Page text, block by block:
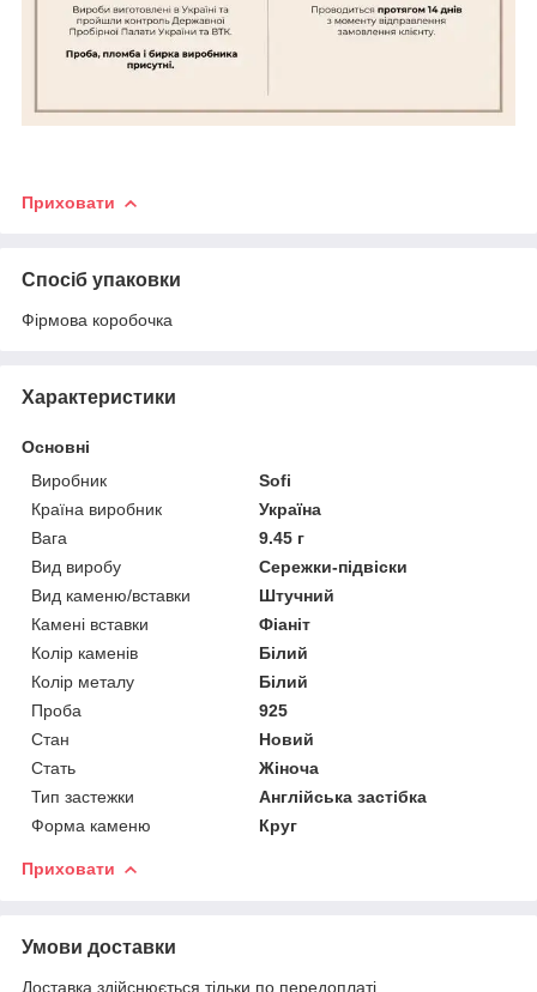
Приховати
Спосіб упаковки
Фірмова коробочка
Характеристики
Основні
Виробник
Sofi
Країна виробник
Україна
Вага
9.45 г
Вид виробу
Сережки-підвіски
Вид каменю/вставки
Штучний
Камені вставки
Фіаніт
Колір каменів
Білий
Колір металу
Білий
Проба
925
Стан
Новий
Стать
Жіноча
Тип застежки
Англійська застібка
Форма каменю
Круг
Приховати
Умови доставки
Доставка здійснюється тільки по передоплаті.